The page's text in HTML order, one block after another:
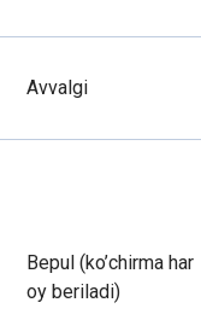
Avvalgi
Bepul (ko’chirma har
oy beriladi)